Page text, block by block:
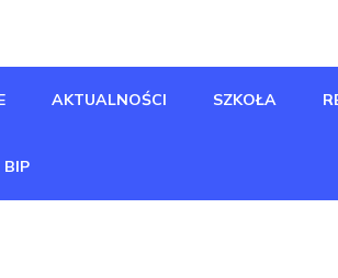
AKTUALNOŚCI SZKOŁA
BIP